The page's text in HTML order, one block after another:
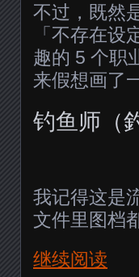
不过，既然
「不存在
趣的 5 个职
来假想画了
钓鱼师（
我记得这是
文件里图档
继续阅读